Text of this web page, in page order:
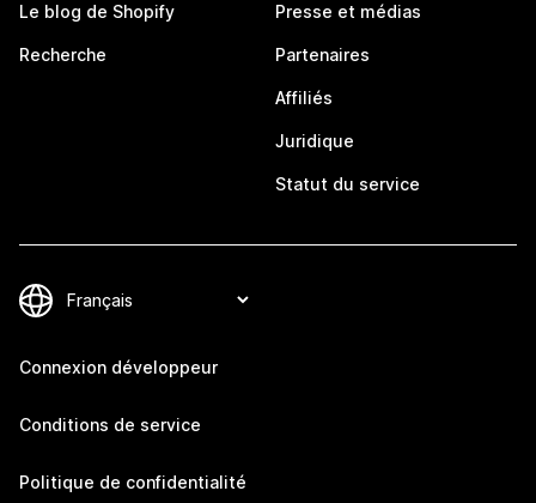
Le blog de Shopify
Recherche
Presse et médias
Partenaires
Affiliés
Juridique
Statut du service
Connexion développeur
Conditions de service
Politique de confidentialité